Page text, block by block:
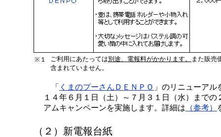
※１ ご利用にあたっては別途、電報料がかかります。
また販売
含まれていません。
「 くまのプーさんＤＥＮＰＯ 」のリニューア
１４年６月１日（土）～７月３１日（水）までの
アムキャンペーンを実施します。詳細は （参考）
（２）新電報台紙